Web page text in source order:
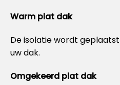
Warm plat dak
De isolatie wordt
uw dak.
Omgekeerd plat dak